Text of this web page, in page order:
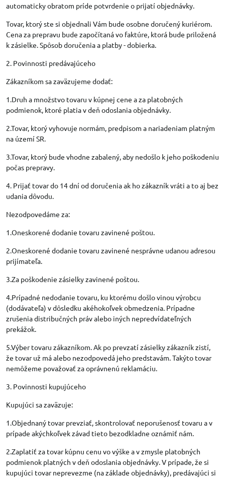
automaticky obratom príde potvrdenie o prijatí objednávky.
Tovar, ktorý ste si objednali Vám bude osobne doručený kuriérom.
Cena za prepravu bude započítaná vo faktúre, ktorá bude priložená
k zásielke. Spôsob doručenia a platby - dobierka.
2. Povinnosti predávajúceho
Zákazníkom sa zaväzujeme dodať:
1.Druh a množstvo tovaru v kúpnej cene a za platobných
podmienok, ktoré platia v deň odoslania objednávky.
2.Tovar, ktorý vyhovuje normám, predpisom a nariadeniam platným
na území SR.
3.Tovar, ktorý bude vhodne zabalený, aby nedošlo k jeho poškodeniu
počas prepravy.
4. Prijať tovar do 14 dní od doručenia ak ho zákazník vráti a to aj bez
udania dôvodu.
Nezodpovedáme za:
1.Oneskorené dodanie tovaru zavinené poštou.
2.Oneskorené dodanie tovaru zavinené nesprávne udanou adresou
prijímateľa.
3.Za poškodenie zásielky zavinené poštou.
4.Prípadné nedodanie tovaru, ku ktorému došlo vinou výrobcu
(dodávateľa) v dôsledku akéhokoľvek obmedzenia. Prípadne
zrušenia distribučných práv alebo iných nepredvídateľných
prekážok.
5.Výber tovaru zákazníkom. Ak po prevzatí zásielky zákazník zistí,
že tovar už má alebo nezodpovedá jeho predstavám. Takýto tovar
nemôžeme považovať za oprávnenú reklamáciu.
3. Povinnosti kupujúceho
Kupujúci sa zaväzuje:
1.Objednaný tovar prevziať, skontrolovať neporušenosť tovaru a v
prípade akýchkoľvek závad tieto bezodkladne oznámiť nám.
2.Zaplatiť za tovar kúpnu cenu vo výške a v zmysle platobných
podmienok platných v deň odoslania objednávky. V prípade, že si
kupujúci tovar neprevezme (na základe objednávky), predávajúci si